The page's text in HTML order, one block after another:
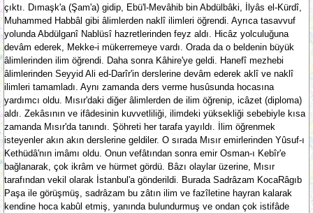
çıktı. Dımaşk'a (Şam'a) gidip, Ebü'l-Mevâhib bin Abdülbâki, İlyâs el-Kürdî,
Muhammed Habbâl gibi âlimlerden naklî ilimleri öğrendi. Ayrıca tasavvuf
yolunda Abdülganî Nablüsî hazretlerinden feyz aldı. Hicâz yolculuğuna
devâm ederek, Mekke-i mükerremeye vardı. Orada da o beldenin büyük
âlimlerinden ilim öğrendi. Daha sonra Kâhire'ye geldi. Hanefî mezhebi
âlimlerinden Seyyid Ali ed-Darîr'in derslerine devâm ederek aklî ve naklî
ilimleri tamamladı. Aynı zamanda ders verme husûsunda hocasına
yardımcı oldu. Mısır'daki diğer âlimlerden de ilim öğrenip, icâzet (diploma)
aldı. Zekâsının ve ifâdesinin kuvvetliliği, ilimdeki yüksekliği sebebiyle kısa
zamanda Mısır'da tanındı. Şöhreti her tarafa yayıldı. İlim öğrenmek
isteyenler akın akın derslerine geldiler. O sırada Mısır emirlerinden Yûsuf-ı
Kethüdâ'nın imâmı oldu. Onun vefâtından sonra emir Osman-ı Kebîr'e
bağlanarak, çok ikrâm ve hürmet gördü. Bâzı olaylar üzerine, Mısır
tarafından vekil olarak İstanbul'a gönderildi. Burada Sadrâzam KocaRâgıb
Paşa ile görüşmüş, sadrâzam bu zâtın ilim ve fazîletine hayran kalarak
kendine hoca kabûl etmiş, yanında bulundurmuş ve ondan çok istifâde